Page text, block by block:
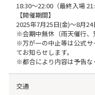
18:30～22:00（最終入場
【開催期間】
2025年7月25日(金)〜8月24
※会期中無休（雨天催行、
※万が一の中止等は公式
てお知らせします。
※都合により内容は予告な
交通